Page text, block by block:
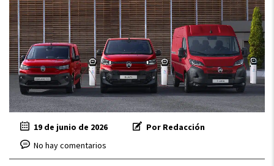
19 de junio de 2026
Por Redacción
No hay comentarios